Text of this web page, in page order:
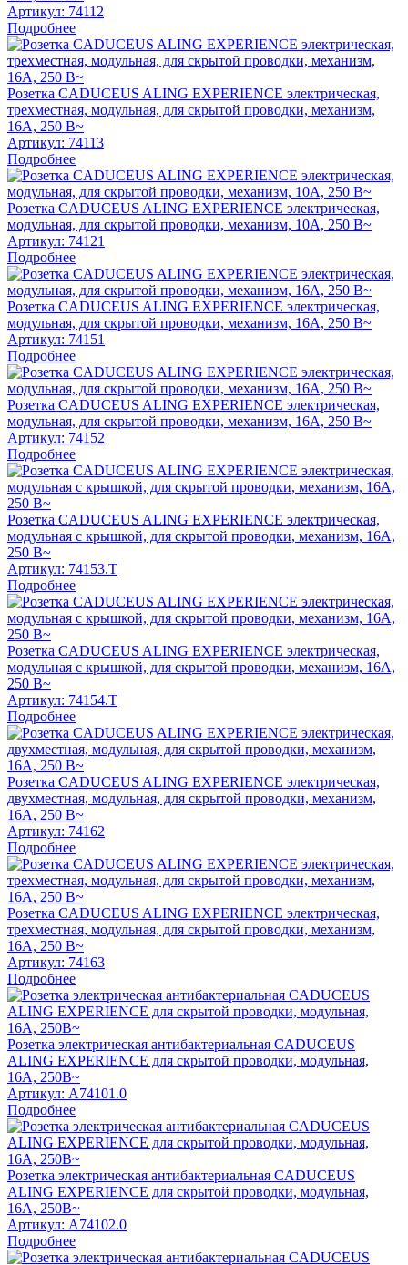
Артикул: 74112
Подробнее
Розетка CADUCEUS ALING EXPERIENCE электрическая,
трехместная, модульная, для скрытой проводки, механизм,
16А, 250 В~
Артикул: 74113
Подробнее
Розетка CADUCEUS ALING EXPERIENCE электрическая,
модульная, для скрытой проводки, механизм, 10А, 250 В~
Артикул: 74121
Подробнее
Розетка CADUCEUS ALING EXPERIENCE электрическая,
модульная, для скрытой проводки, механизм, 16А, 250 В~
Артикул: 74151
Подробнее
Розетка CADUCEUS ALING EXPERIENCE электрическая,
модульная, для скрытой проводки, механизм, 16А, 250 В~
Артикул: 74152
Подробнее
Розетка CADUCEUS ALING EXPERIENCE электрическая,
модульная с крышкой, для скрытой проводки, механизм, 16А,
250 В~
Артикул: 74153.T
Подробнее
Розетка CADUCEUS ALING EXPERIENCE электрическая,
модульная с крышкой, для скрытой проводки, механизм, 16А,
250 В~
Артикул: 74154.T
Подробнее
Розетка CADUCEUS ALING EXPERIENCE электрическая,
двухместная, модульная, для скрытой проводки, механизм,
16А, 250 В~
Артикул: 74162
Подробнее
Розетка CADUCEUS ALING EXPERIENCE электрическая,
трехместная, модульная, для скрытой проводки, механизм,
16А, 250 В~
Артикул: 74163
Подробнее
Розетка электрическая антибактериальная CADUCEUS
ALING EXPERIENCE для скрытой проводки, модульная,
16А, 250В~
Артикул: A74101.0
Подробнее
Розетка электрическая антибактериальная CADUCEUS
ALING EXPERIENCE для скрытой проводки, модульная,
16А, 250В~
Артикул: A74102.0
Подробнее